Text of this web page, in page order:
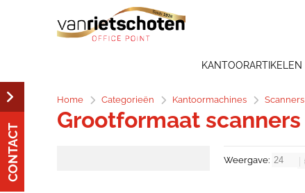
KANTOORARTIKELEN
Home Categorieën Kantoormachines Scanners
Grootformaat scanners
Weergave:
CONTACT